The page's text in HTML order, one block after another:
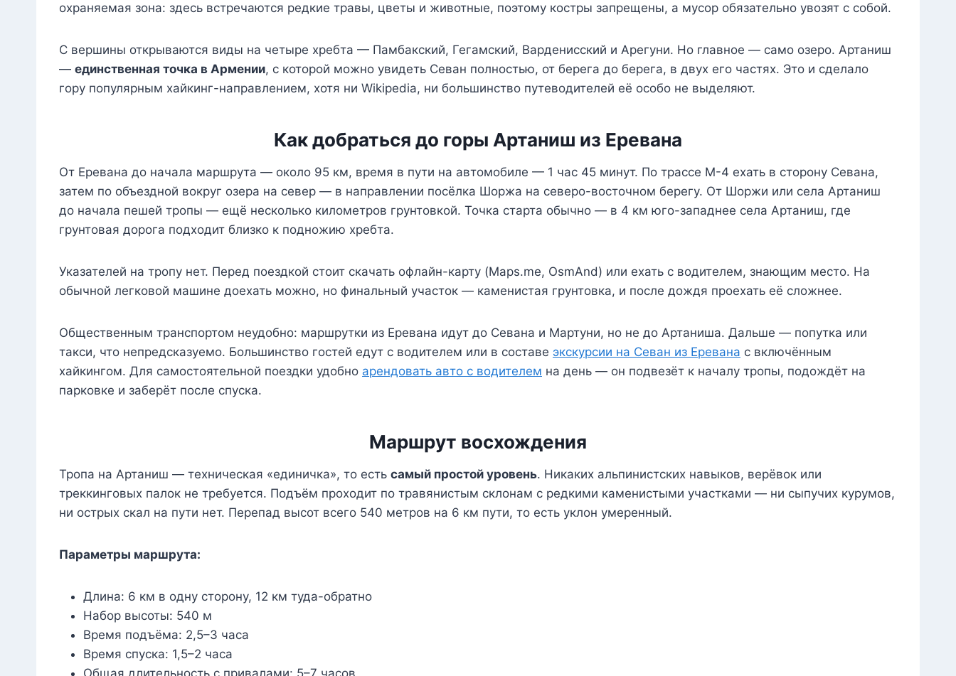
охраняемая зона: здесь встречаются редкие травы, цветы и животные, поэтому костры запрещены, а мусор обязательно увозят с собой.
С вершины открываются виды на четыре хребта — Памбакский, Гегамский, Варденисский и Арегуни. Но главное — само озеро. Артаниш
— единственная точка в Армении, с которой можно увидеть Севан полностью, от берега до берега, в двух его частях. Это и сделало
гору популярным хайкинг-направлением, хотя ни Wikipedia, ни большинство путеводителей её особо не выделяют.
Как добраться до горы Артаниш из Еревана
От Еревана до начала маршрута — около 95 км, время в пути на автомобиле — 1 час 45 минут. По трассе М-4 ехать в сторону Севана,
затем по объездной вокруг озера на север — в направлении посёлка Шоржа на северо-восточном берегу. От Шоржи или села Артаниш
до начала пешей тропы — ещё несколько километров грунтовкой. Точка старта обычно — в 4 км юго-западнее села Артаниш, где
грунтовая дорога подходит близко к подножию хребта.
Указателей на тропу нет. Перед поездкой стоит скачать офлайн-карту (Maps.me, OsmAnd) или ехать с водителем, знающим место. На
обычной легковой машине доехать можно, но финальный участок — каменистая грунтовка, и после дождя проехать её сложнее.
Общественным транспортом неудобно: маршрутки из Еревана идут до Севана и Мартуни, но не до Артаниша. Дальше — попутка или
такси, что непредсказуемо. Большинство гостей едут с водителем или в составе экскурсии на Севан из Еревана с включённым
хайкингом. Для самостоятельной поездки удобно арендовать авто с водителем на день — он подвезёт к началу тропы, подождёт на
парковке и заберёт после спуска.
Маршрут восхождения
Тропа на Артаниш — техническая «единичка», то есть самый простой уровень. Никаких альпинистских навыков, верёвок или
треккинговых палок не требуется. Подъём проходит по травянистым склонам с редкими каменистыми участками — ни сыпучих курумов,
ни острых скал на пути нет. Перепад высот всего 540 метров на 6 км пути, то есть уклон умеренный.
Параметры маршрута:
Длина: 6 км в одну сторону, 12 км туда-обратно
Набор высоты: 540 м
Время подъёма: 2,5–3 часа
Время спуска: 1,5–2 часа